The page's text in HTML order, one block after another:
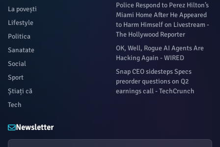
La povești
Lifestyle
Politica
Sanatate
Social
Sport
Știați că
Tech
Police Respond to Perez Hilton’s
Miami Home After He Appeared
to Harm Himself on Livestream -
The Hollywood Reporter
OK, Well, Rogue AI Agents Are
Hacking Again - WIRED
Snap CEO sidesteps Specs
preorder questions on Q2
earnings call - TechCrunch
Newsletter